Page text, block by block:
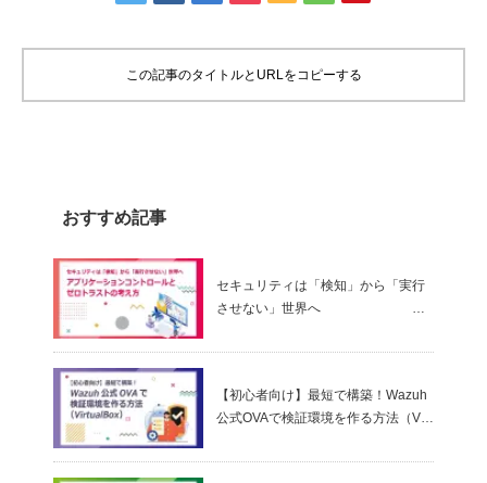
この記事のタイトルとURLをコピーする
おすすめ記事
セキュリティは「検知」から「実行
させない」世界へ
ゼロトラストの考え方
【初心者向け】最短で構築！Wazuh
公式OVAで検証環境を作る方法（Virt